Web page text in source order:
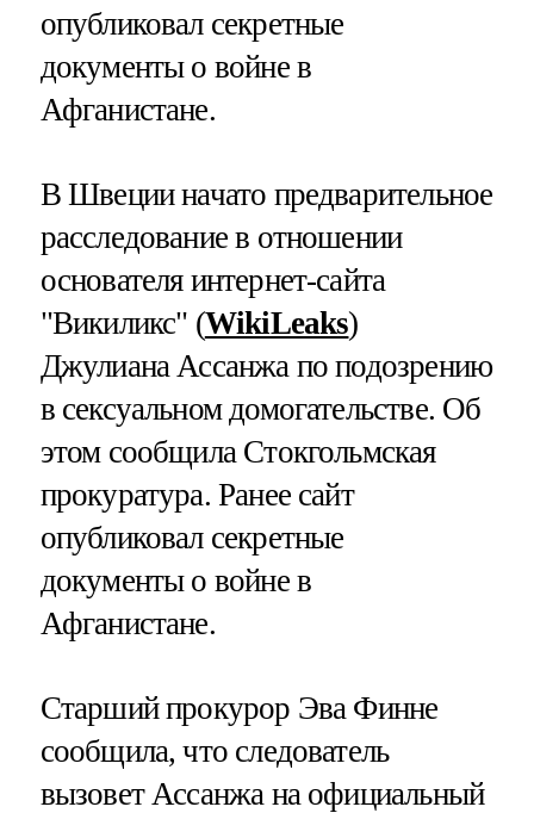
опубликовал секретные
документы о войне в
Афганистане.
В Швеции начато предварительное
расследование в отношении
основателя интернет-сайта
"Викиликс" (WikiLeaks)
Джулиана Ассанжа по подозрению
в сексуальном домогательстве. Об
этом сообщила Стокгольмская
прокуратура. Ранее сайт
опубликовал секретные
документы о войне в
Афганистане.
Старший прокурор Эва Финне
сообщила, что следователь
вызовет Ассанжа на официальный